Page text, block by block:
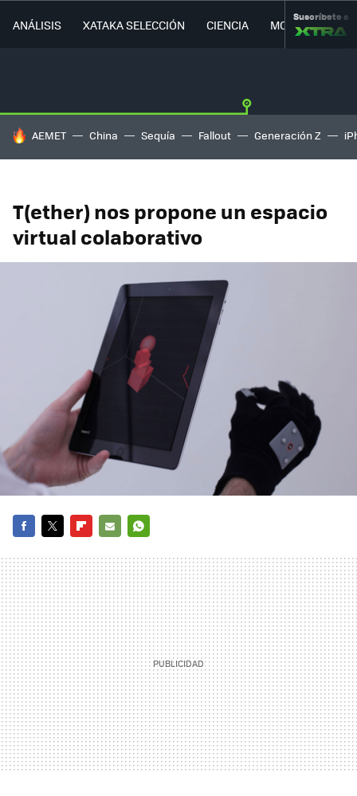
ANÁLISIS XATAKA SELECCIÓN CIENCIA MOVILIDAD
Suscríbete a
HOY SE HABLA DE
AEMET China Sequía Fallout Generación Z
T(ether) nos propone un espacio
virtual colaborativo
MAIL